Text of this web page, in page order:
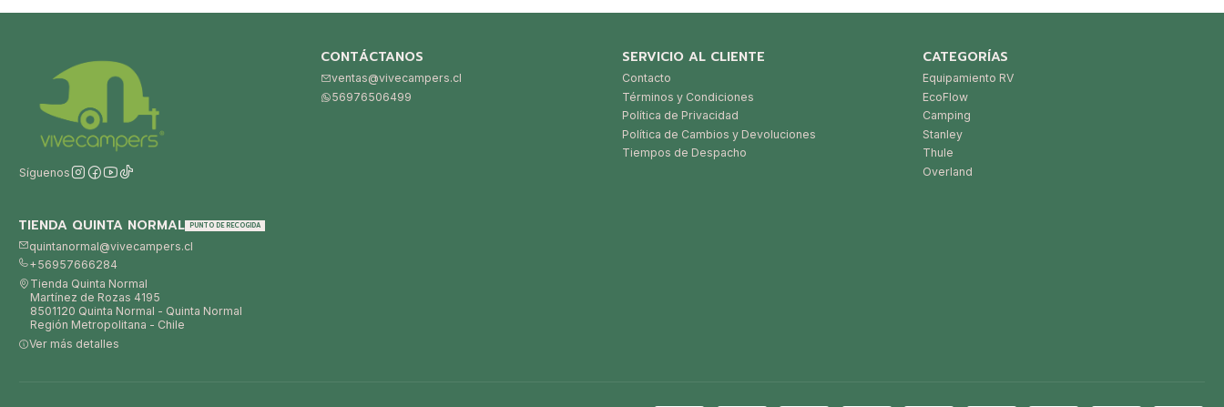
Síguenos
CONTÁCTANOS
ventas@vivecampers.cl
56976506499
SERVICIO AL CLIENTE
Contacto
Términos y Condiciones
Política de Privacidad
Política de Cambios y Devoluciones
Tiempos de Despacho
CATEGORÍAS
Equipamiento RV
EcoFlow
Camping
Stanley
Thule
Overland
TIENDA QUINTA NORMAL PUNTO DE RECOGIDA
quintanormal@vivecampers.cl
+56957666284
Tienda Quinta Normal
Martínez de Rozas 4195
8501120 Quinta Normal - Quinta Normal
Región Metropolitana - Chile
Ver más detalles